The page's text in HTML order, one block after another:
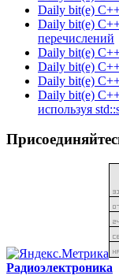
Daily bit(e)
Daily bit(e)
перечислений
Daily bit(e)
Daily bit(e)
Daily bit(e)
Daily bit(e)
используя
Радиоэлектроника